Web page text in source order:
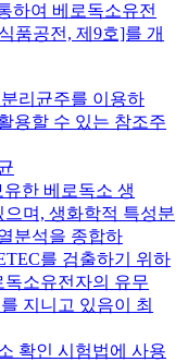
하여 베로독소유전
품공전, 제9호]를 개
리균주를 이용하
용할 수 있는 참조주
유한 베로독소 생
으며, 생화학적 특성분
분석을 종합하
를 검출하기 위하
독소유전자의 유무
지니고 있음이 최
확인 시험법에 사용